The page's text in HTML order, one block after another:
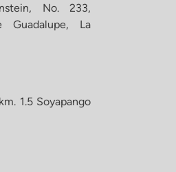
No. 233,
Guadalupe, La
1.5 Soyapango